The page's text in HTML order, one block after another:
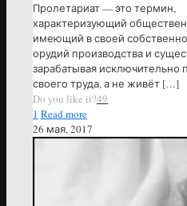
Пролетариат — это термин,
характеризующий
имеющий в своей
орудий производства и
зарабатывая исключительно
своего труда, а не живёт […]
Do you like it?49
1 Read more
26 мая, 2017